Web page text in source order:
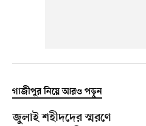
গাজীপুর নিয়ে আরও পড়ুন
জুলাই শহীদদের স্মরণে